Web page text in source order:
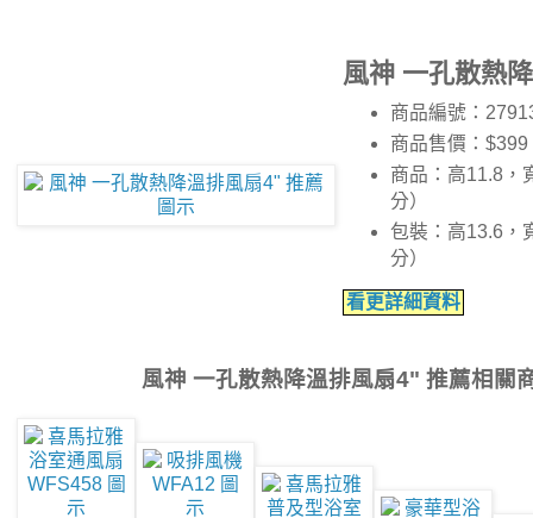
風神 一孔散熱
商品編號：
商品售價：$399
商品：高11.8，
分）
包裝：高13.6，
分）
看更詳細資料
風神 一孔散熱降溫排風扇4" 推薦相關